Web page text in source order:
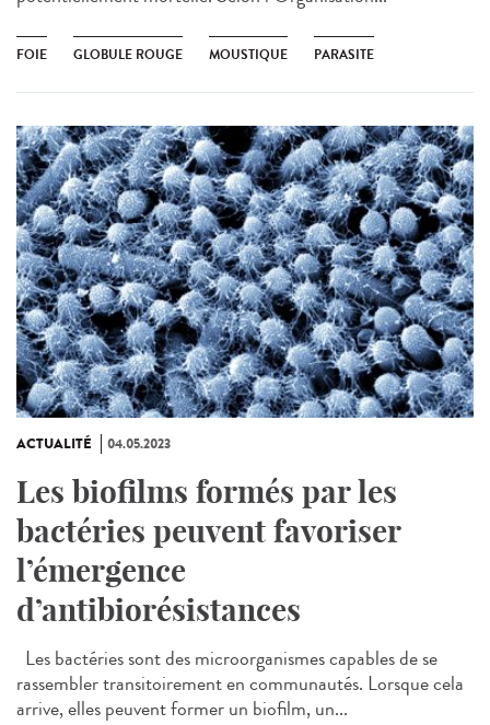
FOIE GLOBULE ROUGE MOUSTIQUE PARASITE
ACTUALITÉ 04.05.2023
Les biofilms formés par les
bactéries peuvent favoriser
l’émergence
d’antibiorésistances
Les bactéries sont des microorganismes capables de se
rassembler transitoirement en communautés. Lorsque cela
arrive, elles peuvent former un biofilm, un...